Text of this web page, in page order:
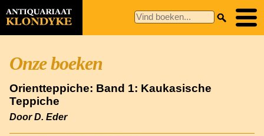
Onze boeken
Orientteppiche: Band 1: Kaukasische
Teppiche
Door D. Eder